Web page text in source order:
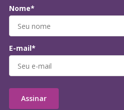
Nome*
E-mail*
Assinar